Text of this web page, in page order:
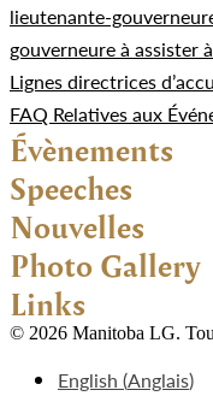
lieutenante-
gouverneure à assister
Lignes directrices
FAQ Relatives aux
Évènements
Speeches
Nouvelles
Photo Gallery
Links
© 2026 Manitoba LG.
English (Anglais)